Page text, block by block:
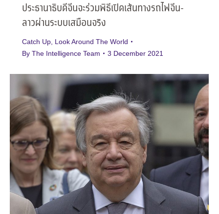
ประธานาธิบดีจีนจะร่วมพิธีเปิดเส้นทางรถไฟจีน-
ลาวผ่านระบบเสมือนจริง
Catch Up Look Around The World
By The Intelligence Team 3 December 2021